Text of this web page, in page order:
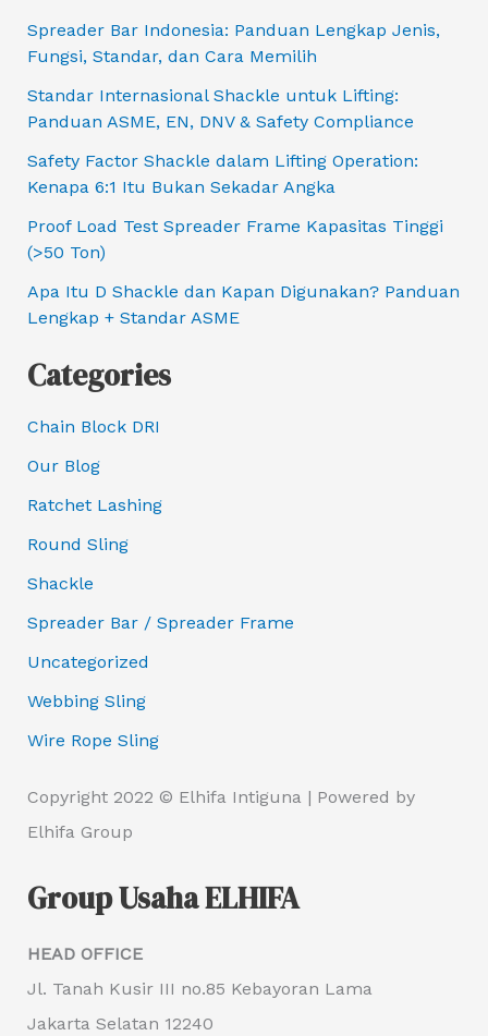
Spreader Bar Indonesia: Panduan Lengkap Jenis,
Fungsi, Standar, dan Cara Memilih
Standar Internasional Shackle untuk Lifting:
Panduan ASME, EN, DNV & Safety Compliance
Safety Factor Shackle dalam Lifting Operation:
Kenapa 6:1 Itu Bukan Sekadar Angka
Proof Load Test Spreader Frame Kapasitas Tinggi
(>50 Ton)
Apa Itu D Shackle dan Kapan Digunakan? Panduan
Lengkap + Standar ASME
Categories
Chain Block DRI
Our Blog
Ratchet Lashing
Round Sling
Shackle
Spreader Bar / Spreader Frame
Uncategorized
Webbing Sling
Wire Rope Sling
Copyright 2022 © Elhifa Intiguna | Powered by
Elhifa Group
Group Usaha ELHIFA
HEAD OFFICE
Jl. Tanah Kusir III no.85 Kebayoran Lama
Jakarta Selatan 12240